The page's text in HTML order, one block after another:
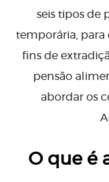
seis tipos de
temporária, para
fins de
pensão
abordar os
O que é